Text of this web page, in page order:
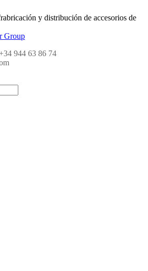
y distribución de accesorios de
944 63 86 74